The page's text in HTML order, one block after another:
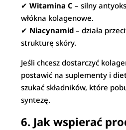
✔Witamina C – silny
włókna kolagenowe.
✔ Niacynamid – działa
strukturę skóry.
Jeśli chcesz dostarczyć
postawić na suplementy i
szukać składników, które
syntezę.
6. Jak wspierać